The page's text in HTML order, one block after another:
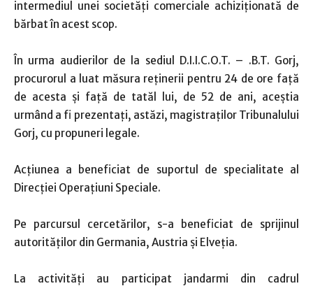
intermediul unei societăţi comerciale achiziționată de
bărbat în acest scop.
În urma audierilor de la sediul D.I.I.C.O.T. – .B.T. Gorj,
procurorul a luat măsura reţinerii pentru 24 de ore faţă
de acesta și față de tatăl lui, de 52 de ani, aceştia
urmând a fi prezentaţi, astăzi, magistraților Tribunalului
Gorj, cu propuneri legale.
Acțiunea a beneficiat de suportul de specialitate al
Direcției Operațiuni Speciale.
Pe parcursul cercetărilor, s-a beneficiat de sprijinul
autorităților din Germania, Austria și Elveția.
La activități au participat jandarmi din cadrul